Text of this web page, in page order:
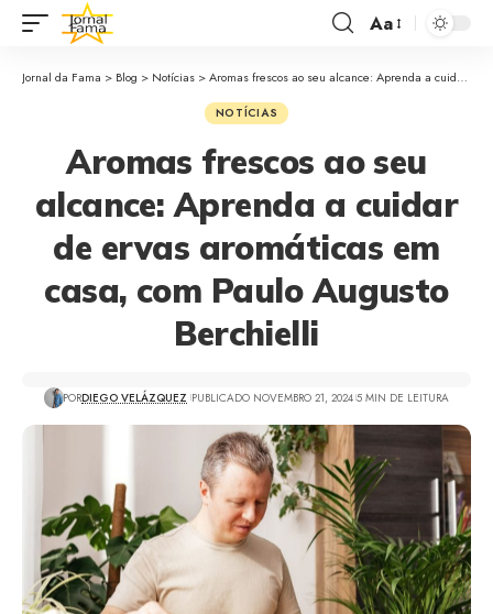
Aa
Jornal da Fama > Blog > Notícias >Aromas frescos ao seu alcance: Aprenda a cuidar de ervas aromáticas em casa, com Paulo Augusto Berchielli
NOTÍCIAS
Aromas frescos ao seu
alcance: Aprenda a cuidar
de ervas aromáticas em
casa, com Paulo Augusto
Berchielli
PORDIEGO VELÁZQUEZ PUBLICADO NOVEMBRO 21, 2024 5 MIN DE LEITURA